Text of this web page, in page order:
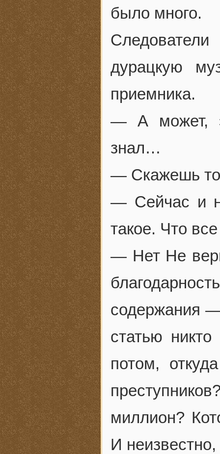
было много.
дурацкую
приемника.
— А может,
знал…
— Скажешь
— Сейчас и
такое. Что
— Нет Не
содержания
статью
потом,
миллион?
И